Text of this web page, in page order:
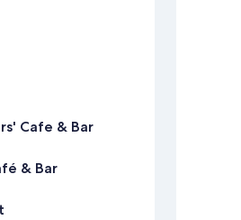
Cafe & Bar
& Bar